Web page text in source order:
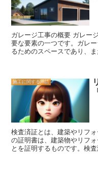
ガレージ工事の概要 ガレージ工事は、リフォームや建築において重
要な要素の一つです。ガレ
るためのスペースであり、
作成します。また、予算や
てることが重要です。 次に、ガレージの基礎工事が行われます。ガ
レージは重い乗り物を支え
基礎工事では、地盤の調査
が行われます。また、排水
を進めます。 その後、ガレージの骨組みや壁、屋根などの構造部分
の工事が行われます。骨組
れ、適切な材料で組み立て
考慮して施工されます。 最後に、内装や設備の工事が行われます。
施工に関する用語
検査済証とは、建築やリフ
の証明書は、建築物やリフ
とを証明するものです。検